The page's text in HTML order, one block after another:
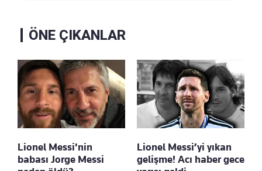
ÖNE ÇIKANLAR
Lionel Messi'nin
babası Jorge Messi
Lionel Messi’yi yıkan
gelişme! Acı haber gece